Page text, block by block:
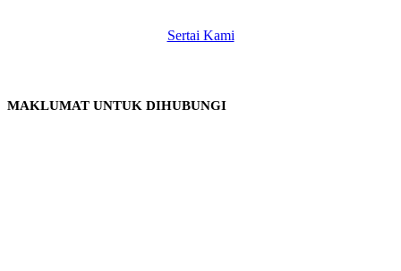
Sertai Kami
MAKLUMAT UNTUK DIHUBUNGI